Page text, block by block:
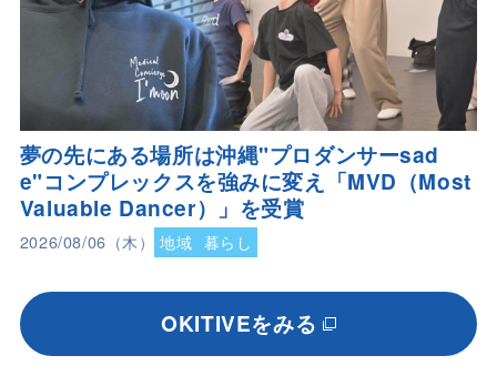
夢の先にある場所は沖縄"プロダンサーsad
e"コンプレックスを強みに変え「MVD（Most
Valuable Dancer）」を受賞
2026/08/06（木） 地域 暮らし
OKITIVEをみる